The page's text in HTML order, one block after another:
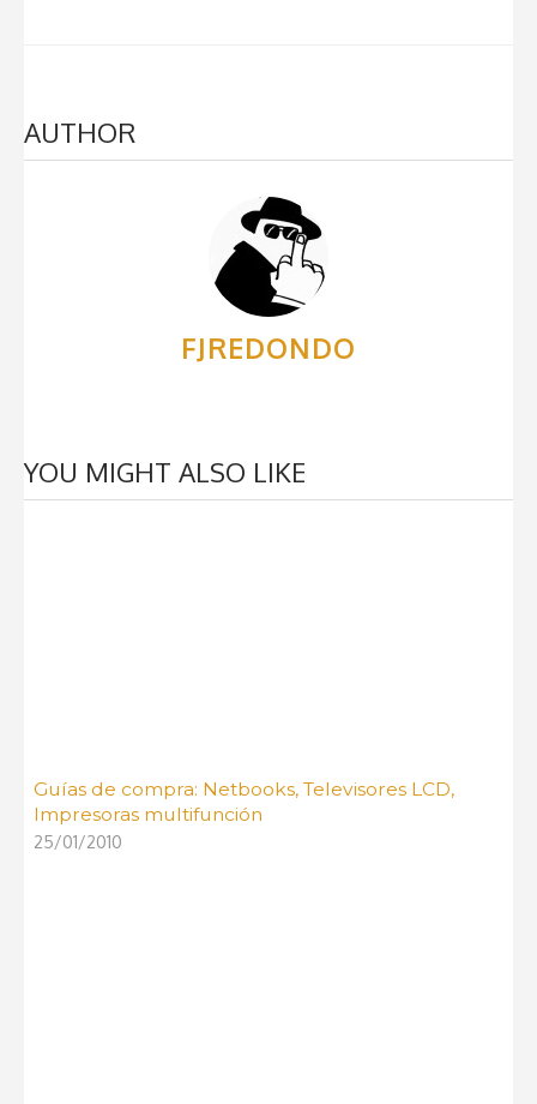
AUTHOR
FJREDONDO
YOU MIGHT ALSO LIKE
Guías de compra: Netbooks, Televisores LCD,
Impresoras multifunción
25/01/2010